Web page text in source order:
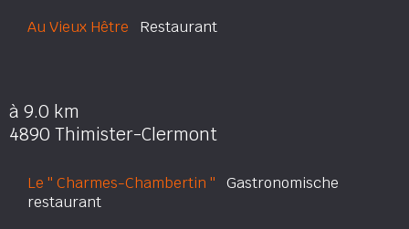
Au Vieux Hêtre Restaurant
à 9.0 km
4890 Thimister-Clermont
Le '' Charmes-Chambertin '' Gastronomische
restaurant